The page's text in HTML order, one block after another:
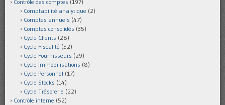
Contrôle des comptes (197)
Comptabilité analytique (2)
Comptes annuels (47)
Comptes consolidés (35)
Cycle Clients (28)
Cycle Fiscalité (52)
Cycle Fournisseurs (29)
Cycle Immobilisations (8)
Cycle Personnel (17)
Cycle Stocks (14)
Cycle Trésorerie (22)
Contrôle interne (52)